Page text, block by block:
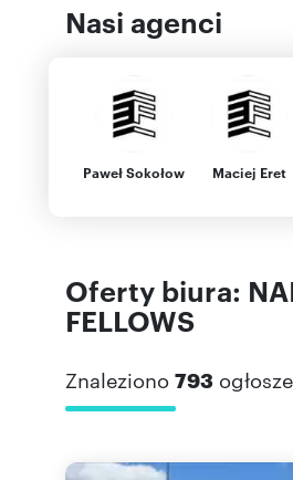
Nasi agenci
Paweł Sokołow Maciej Eret
Oferty biura: NAI
FELLOWS
Znaleziono 793